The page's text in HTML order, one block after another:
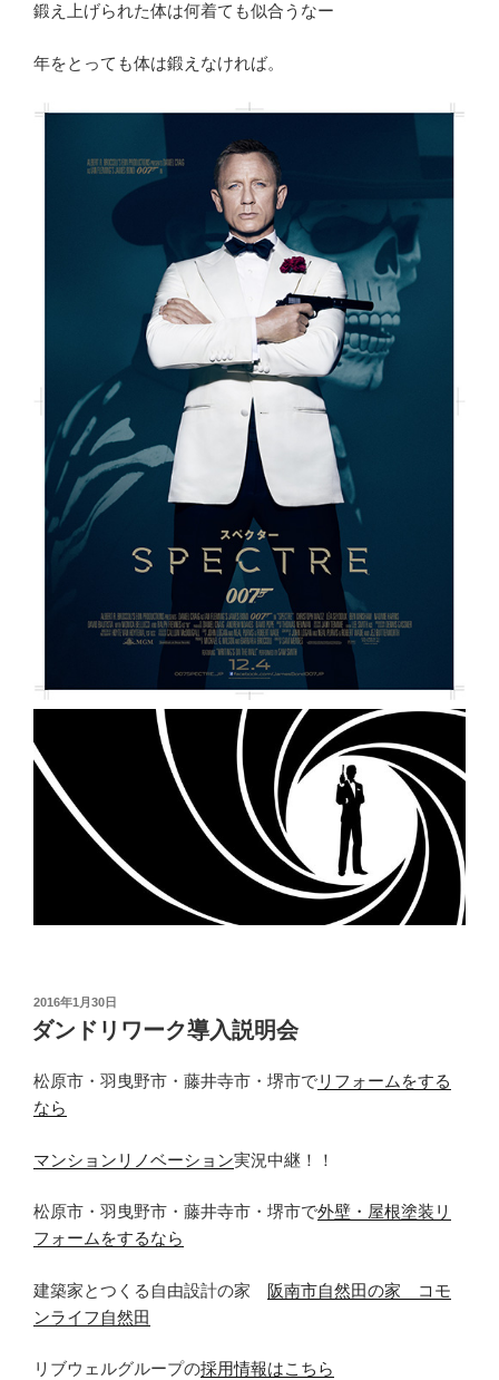
鍛え上げられた体は何着ても似合うなー
年をとっても体は鍛えなければ。
投
稿
日:
2016年1月30日
ダンドリワーク導入説明会
松原市・羽曳野市・藤井寺市・堺市でリフォームをする
なら
マンションリノベーション実況中継！！
松原市・羽曳野市・藤井寺市・堺市で外壁・屋根塗装リ
フォームをするなら
建築家とつくる自由設計の家 阪南市自然田の家 コモ
ンライフ自然田
リブウェルグループの採用情報はこちら